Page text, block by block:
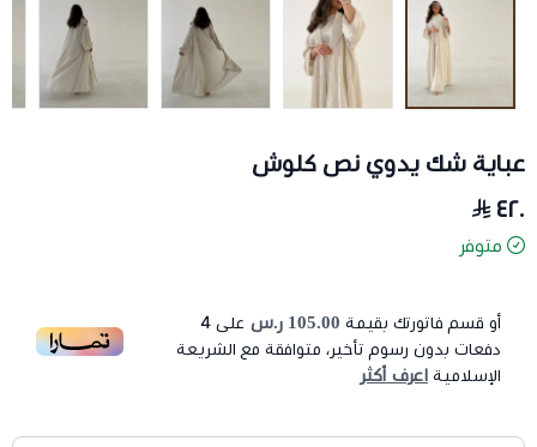
عباية شك يدوي نص كلوش
٤٢٠
متوفر
أو قسم فاتورتك بقيمة 105.00 ر.س على 4
دفعات بدون رسوم تأخير، متوافقة مع الشريعة
الإسلامية اعرف أكثر